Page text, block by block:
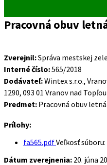
Pracovná obuv
Zverejnil:Správa mestskej
Interné číslo:565/2018
Dodávateľ:Wintex s.r.o.,
1290, 093 01 Vranov nad Topľou
Predmet: Pracovná obuv letná
Prílohy:
fa565.pdfVeľkosť súboru:
Dátum zverejnenia: 20. júna